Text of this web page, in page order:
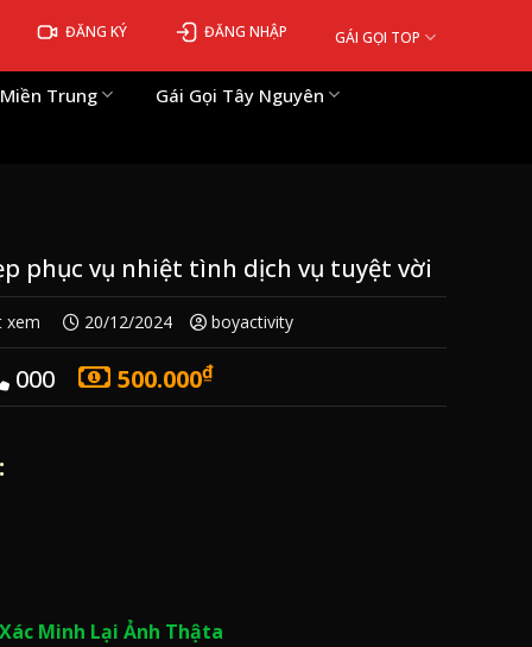
ĐĂNG KÝ ĐĂNG NHẬP GÁI GỌI TOP
Trung
Gái Gọi Tây Nguyên
phục vụ nhiệt tình dịch vụ tuyệt vời
xem 20/12/2024 boyactivity
000 500.000₫
Minh Lại Ảnh Thậta